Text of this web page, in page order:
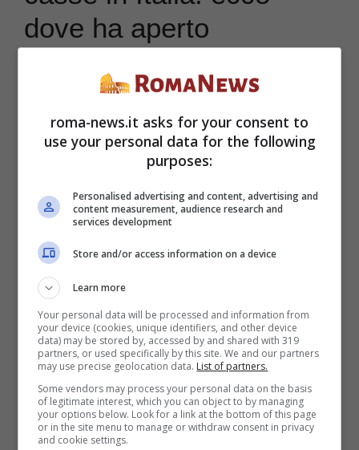
dove ha aperto
Ritrovarsi in un supermercato senza casse
consumatori che in genere si ritrovano due
scelte quando devono pagare: o la cassa
tradizionale o quella fai da te. Ma adesso, il
market DAO sarà il primo punto vendita
in Italia senza casse
roma-news.it asks for your consent to
use your personal data for the following
purposes:
Personalised advertising and content, advertising and
content measurement, audience research and
services development
Store and/or access information on a device
Learn more
Your personal data will be processed and information from
your device (cookies, unique identifiers, and other device
data) may be stored by, accessed by and shared with 319
partners, or used specifically by this site. We and our partners
may use precise geolocation data. List of partners.
Some vendors may process your personal data on the basis
of legitimate interest, which you can object to by managing
your options below. Look for a link at the bottom of this page
or in the site menu to manage or withdraw consent in privacy
and cookie settings.